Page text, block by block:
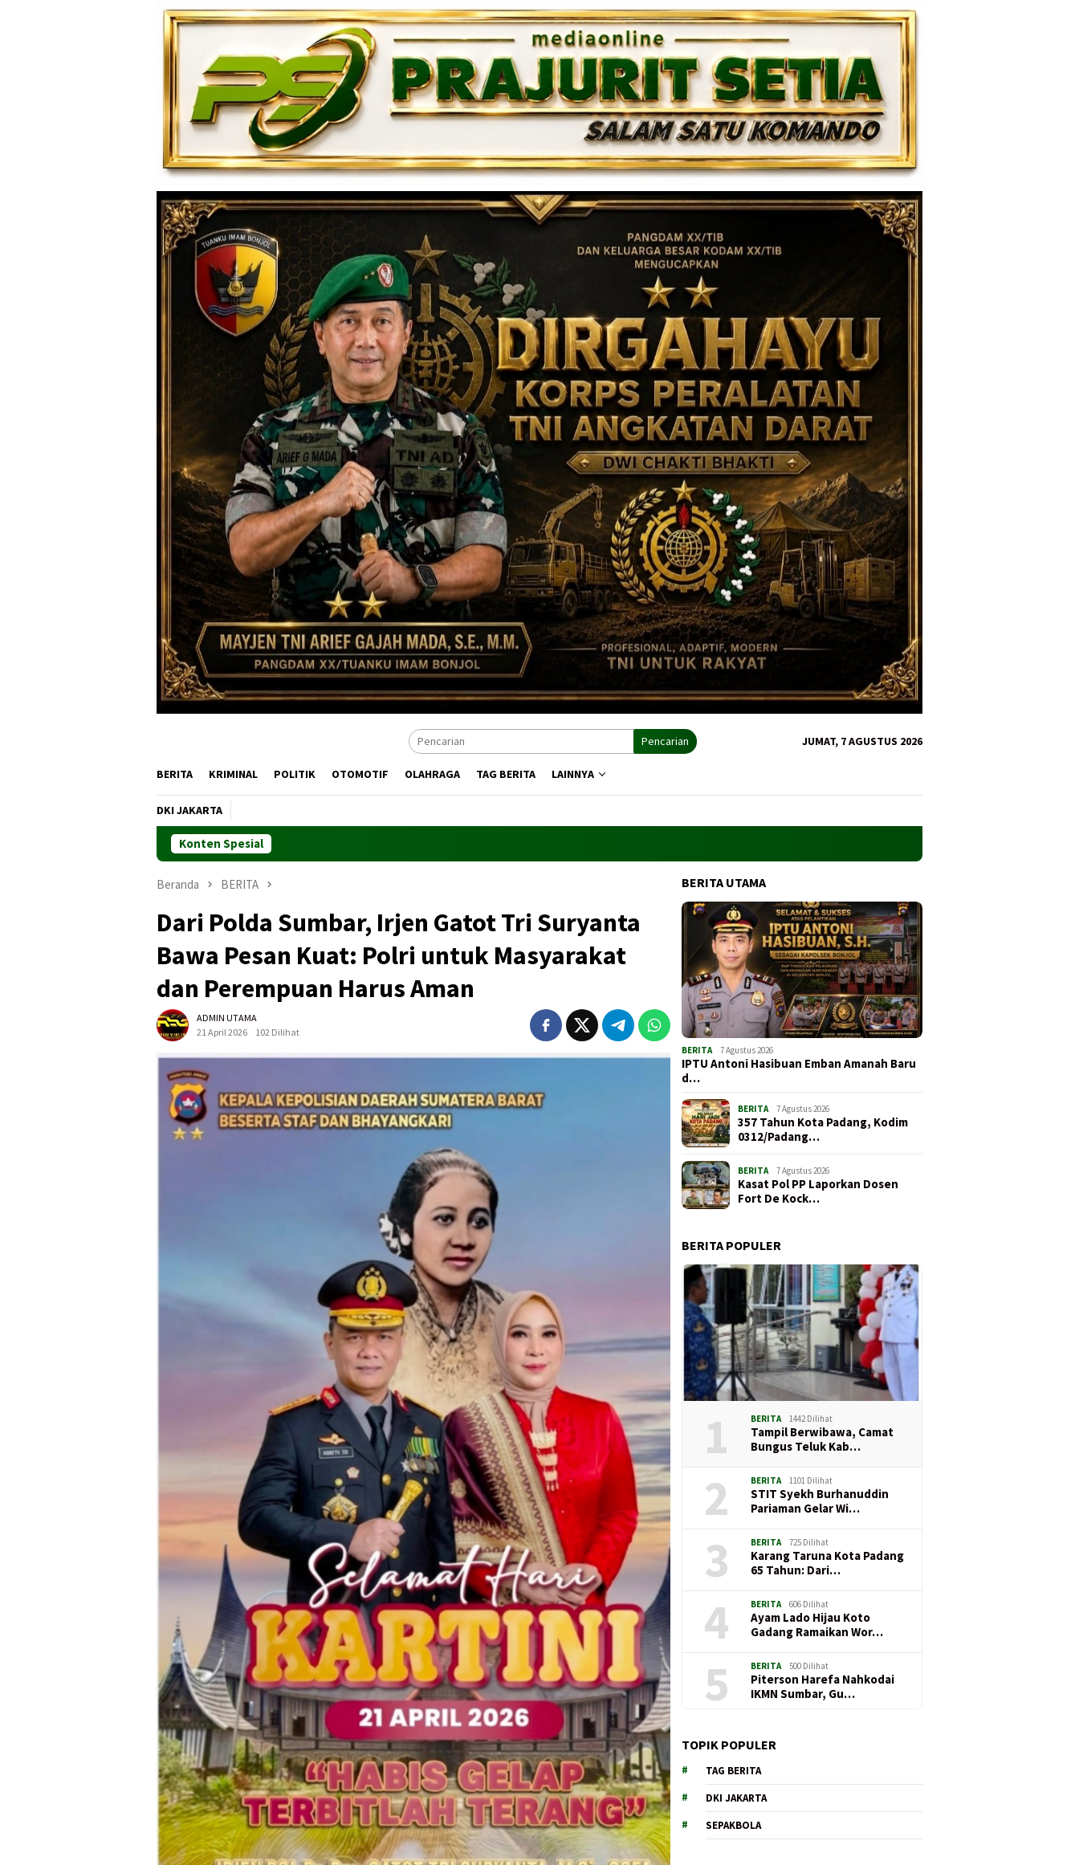
Pencarian JUMAT, 7 AGUSTUS 2026
BERITA KRIMINAL POLITIK OTOMOTIF OLAHRAGA TAG BERITA LAINNYA
DKI JAKARTA
Konten Spesial
Beranda BERITA
Dari Polda Sumbar, Irjen Gatot Tri Suryanta
Bawa Pesan Kuat: Polri untuk Masyarakat
dan Perempuan Harus Aman
ADMIN UTAMA
21 April 2026
102 Dilihat
BERITA UTAMA
BERITA 7 Agustus 2026
IPTU Antoni Hasibuan Emban Amanah Baru
d…
BERITA 7 Agustus 2026
357 Tahun Kota Padang, Kodim
0312/Padang…
BERITA 7 Agustus 2026
Kasat Pol PP Laporkan Dosen
Fort De Kock…
BERITA POPULER
1 BERITA 1442 Dilihat
Tampil Berwibawa, Camat
Bungus Teluk Kab…
2 BERITA 1101 Dilihat
STIT Syekh Burhanuddin
Pariaman Gelar Wi…
3 BERITA 725 Dilihat
Karang Taruna Kota Padang
65 Tahun: Dari…
4 BERITA 606 Dilihat
Ayam Lado Hijau Koto
Gadang Ramaikan Wor…
5 BERITA 500 Dilihat
Piterson Harefa Nahkodai
IKMN Sumbar, Gu…
TOPIK POPULER
TAG BERITA
DKI JAKARTA
SEPAKBOLA